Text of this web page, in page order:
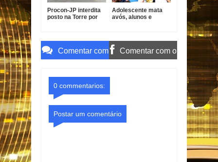
Procon-JP interdita
posto na Torre por
Adolescente mata
avós, alunos e
Comentar com Comentar com o
0 commentarios:
Postar um comentário